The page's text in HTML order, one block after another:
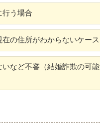
行う場合
の住所がわからないケース
など不審（結婚詐欺の可能